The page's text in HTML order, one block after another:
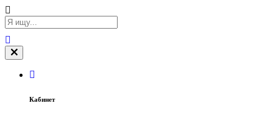
Кабинет